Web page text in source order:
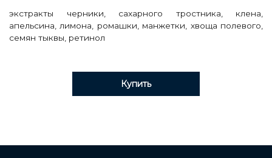
экстракты черники, сахарного тростника, клена,
апельсина, лимона, ромашки, манжетки, хвоща полевого,
семян тыквы, ретинол
Купить